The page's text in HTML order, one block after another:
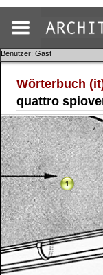
Benutzer: Gast
Wörterbuch
quattro
1